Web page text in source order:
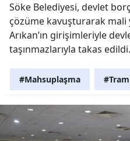
Söke Belediyesi, devlet
çözüme kavuşturarak
Arıkan’ın girişimleriyle
taşınmazlarıyla takas edildi.
#Mahsuplaşma